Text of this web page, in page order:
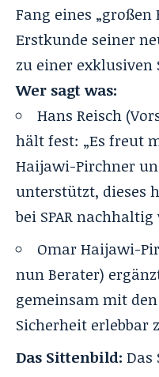
Fang eines „großen
Erstkunde seiner
zu einer exklusiven
Wer sagt was:
Hans Reisch
hält fest: „Es freut
Haijawi-Pirchner
unterstützt, dieses
bei SPAR
Omar Haijawi-
nun Berater)
gemeinsam mit
Sicherheit erlebbar
Das Sittenbild: Das